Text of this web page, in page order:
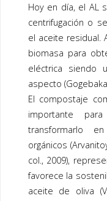
Hoy en día, el AL
centrifugación o
el aceite residual.
biomasa para
eléctrica siendo
aspecto
El compostaje
importante
transformarlo
orgánicos
col., 2009),
favorece la
aceite de oliva